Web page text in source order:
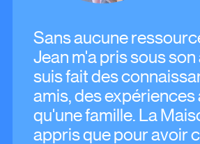
Sans aucune
Jean m'a pris sous son
suis fait des
amis, des expériences
qu'une famille. La
appris que pour avoir